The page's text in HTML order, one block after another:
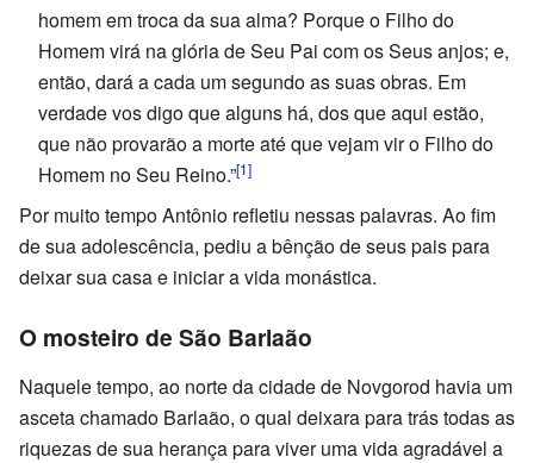
homem em troca da sua alma? Porque o Filho do
Homem virá na glória de Seu Pai com os Seus anjos; e,
então, dará a cada um segundo as suas obras. Em
verdade vos digo que alguns há, dos que aqui estão,
que não provarão a morte até que vejam vir o Filho do
Homem no Seu Reino.”[1]
Por muito tempo Antônio refletiu nessas palavras. Ao fim
de sua adolescência, pediu a bênção de seus pais para
deixar sua casa e iniciar a vida monástica.
O mosteiro de São Barlaão
Naquele tempo, ao norte da cidade de Novgorod havia um
asceta chamado Barlaão, o qual deixara para trás todas as
riquezas de sua herança para viver uma vida agradável a